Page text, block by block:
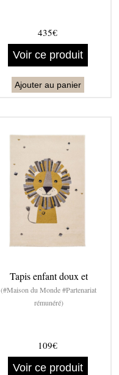
435€
Voir ce produit
Ajouter au panier
Tapis enfant doux et
(#Maison du Monde #Partenariat
rémunéré)
109€
Voir ce produit